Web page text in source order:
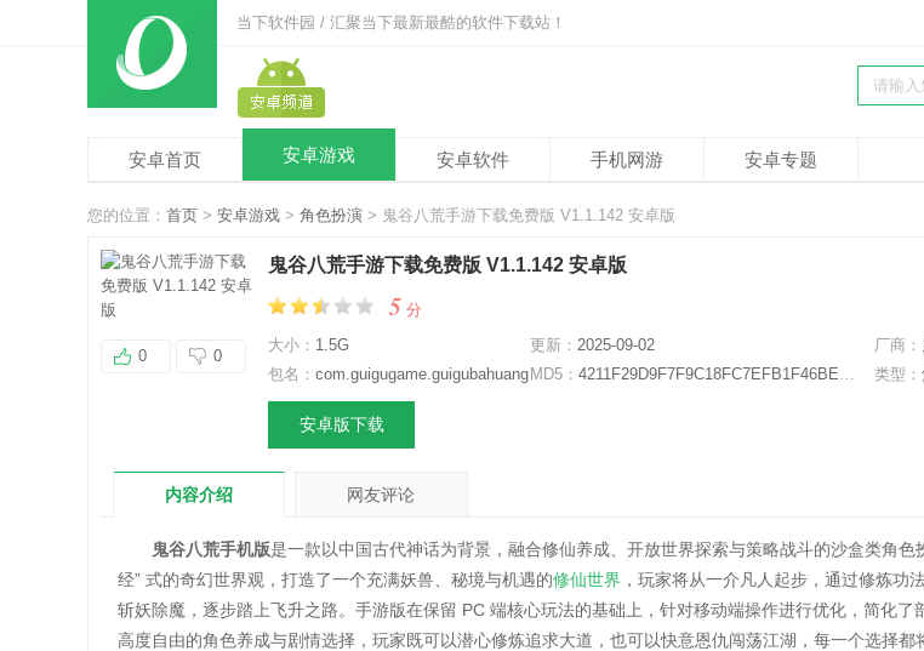
当下软件园 / 汇聚当下最新最酷的软件下载站！
安卓首页 安卓游戏 安卓软件 手机网游 安卓专题
您的位置： 首页 > 安卓游戏 > 角色扮演 > 鬼谷八荒手游下载免费版 V1.1.142 安卓版
0 0
鬼谷八荒手游下载免费版 V1.1.142 安卓版
5 分
大小： 1.5G 更新： 2025-09-02 厂商：
包名： com.guigugame.guigubahuang MD5： 4211F29D9F7F9C18FC7EFB1F46BEB52F 类型：
安卓版下载
内容介绍 网友评论
鬼谷八荒手机版是一款以中国古代神话为背景，融合修仙养成、开放世界探索与策略战斗的沙盒类角色
经” 式的奇幻世界观，打造了一个充满妖兽、秘境与机遇的修仙世界 ，玩家将从一介凡人起步，通过修炼功
斩妖除魔，逐步踏上飞升之路。手游版在保留 PC 端核心玩法的基础上，针对移动端操作进行优化，简化了
高度自由的角色养成与剧情选择，玩家既可以潜心修炼追求大道，也可以快意恩仇闯荡江湖，每一个选择都